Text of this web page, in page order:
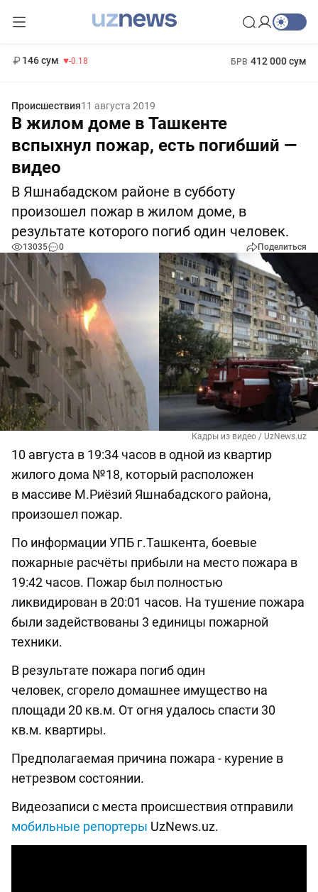
146 сум -0.18 БРВ 412 000 сум
Происшествия11 августа 2019
В жилом доме в Ташкенте
вспыхнул пожар, есть погибший —
видео
В Яшнабадском районе в субботу
произошел пожар в жилом доме, в
результате которого погиб один человек.
13035 0 Поделиться
Кадры из видео / UzNews.uz
10 августа в 19:34 часов в одной из квартир
жилого дома №18, который расположен
в массиве М.Риёзий Яшнабадского района,
произошел пожар.
По информации УПБ г.Ташкента, боевые
пожарные расчёты прибыли на место пожара в
19:42 часов. Пожар был полностью
ликвидирован в 20:01 часов. На тушение пожара
были задействованы 3 единицы пожарной
техники.
В результате пожара погиб один
человек, сгорело домашнее имущество на
площади 20 кв.м. От огня удалось спасти 30
кв.м. квартиры.
Предполагаемая причина пожара - курение в
нетрезвом состоянии.
Видеозаписи с места происшествия отправили
мобильные репортеры UzNews.uz.